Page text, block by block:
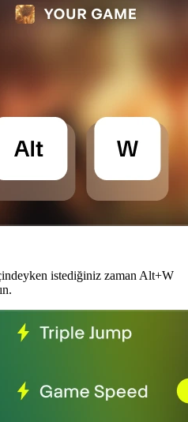
istediğiniz zaman Alt+W